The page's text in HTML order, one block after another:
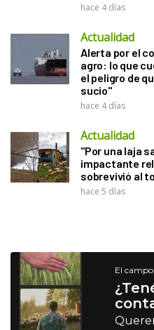
hace 4 días
Actualidad
Alerta por el
agro: lo que
el peligro de
sucio"
hace 4 días
Actualidad
"Por una laja
impactante
sobrevivió al
hace 5 días
El